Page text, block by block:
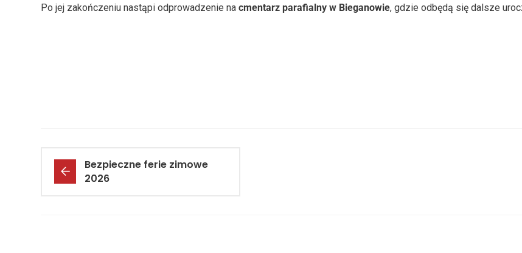
Po jej zakończeniu nastąpi odprowadzenie na cmentarz parafialny w Bieganowie, gdzie odbędą się dalsze
Bezpieczne ferie zimowe
2026